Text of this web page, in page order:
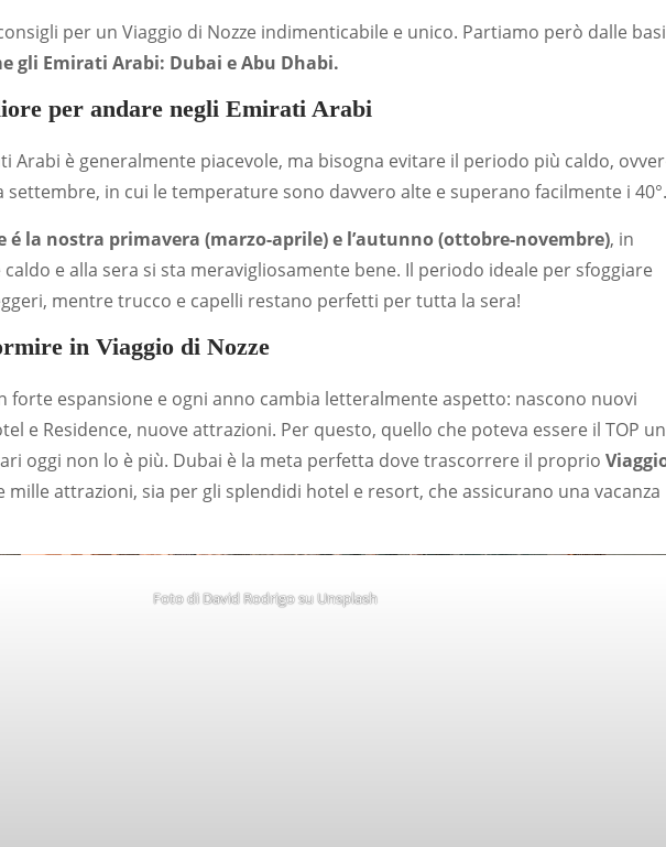
per un Viaggio di Nozze indimenticabile e unico. Partiamo però dalle
gli Emirati Arabi: Dubai e Abu Dhabi.
per andare negli Emirati Arabi
Arabi è generalmente piacevole, ma bisogna evitare il periodo più caldo,
settembre, in cui le temperature sono davvero alte e superano facilmente i 40°.
é la nostra primavera (marzo-aprile) e l’autunno (ottobre-novembre), in
e alla sera si sta meravigliosamente bene. Il periodo ideale per sfoggiare
mentre trucco e capelli restano perfetti per tutta la sera!
in Viaggio di Nozze
forte espansione e ogni anno cambia letteralmente aspetto: nascono nuovi
e Residence, nuove attrazioni. Per questo, quello che poteva essere il TOP
oggi non lo è più. Dubai è la meta perfetta dove trascorrere il proprio
mille attrazioni, sia per gli splendidi hotel e resort, che assicurano una vacanza
Foto diDavid RodrigosuUnsplash